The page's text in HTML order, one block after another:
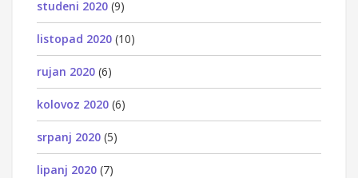
studeni 2020 (9)
listopad 2020 (10)
rujan 2020 (6)
kolovoz 2020 (6)
srpanj 2020 (5)
lipanj 2020 (7)